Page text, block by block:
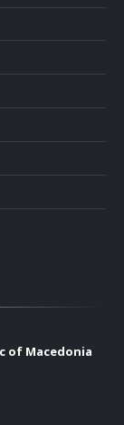
of Macedonia